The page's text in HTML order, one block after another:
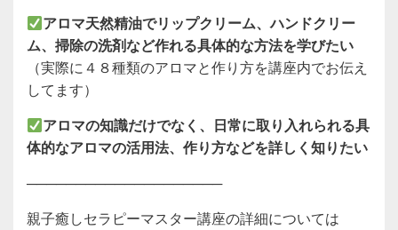
アロマ天然精油でリップクリーム、ハンドクリー
ム、掃除の洗剤など作れる具体的な方法を学びたい
（実際に４８種類のアロマと作り方を講座内でお伝え
してます）
アロマの知識だけでなく、日常に取り入れられる具
体的なアロマの活用法、作り方などを詳しく知りたい
────────────────────
親子癒しセラピーマスター講座の詳細については